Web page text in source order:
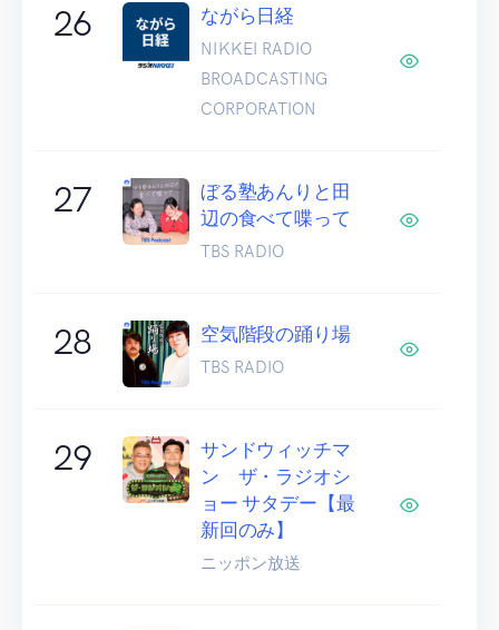
26 ながら日経
NIKKEI RADIO
BROADCASTING
CORPORATION
27
ぼる塾あんりと田
辺の食べて喋って
TBS RADIO
28 空気階段の踊り場
TBS RADIO
29
サンドウィッチマ
ン ザ・ラジオシ
ョー サタデー【最
新回のみ】
ニッポン放送